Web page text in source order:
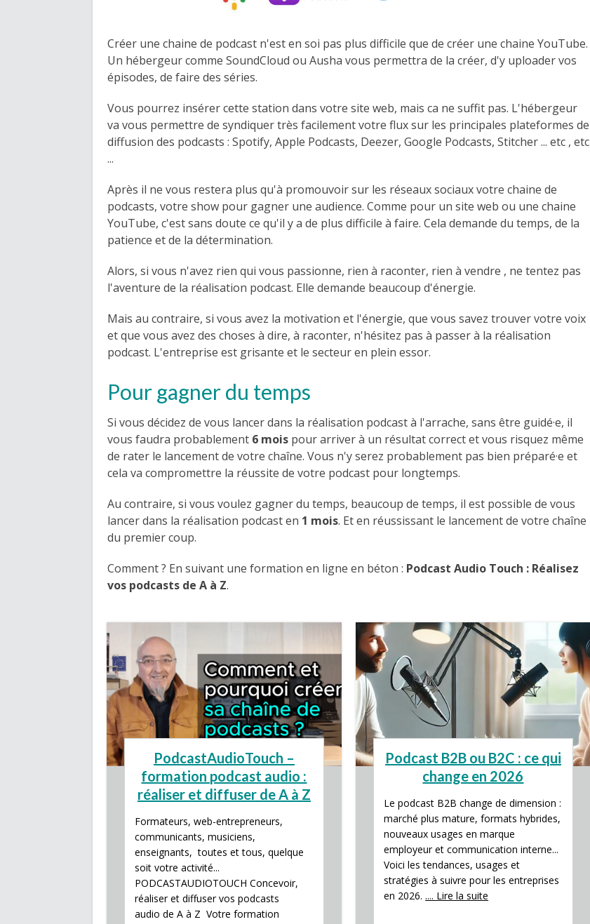
Créer une chaine de podcast n'est en soi pas plus difficile que de créer une chaine YouTube.
Un hébergeur comme SoundCloud ou Ausha vous permettra de la créer, d'y uploader vos
épisodes, de faire des séries.
Vous pourrez insérer cette station dans votre site web, mais ca ne suffit pas. L'hébergeur
va vous permettre de syndiquer très facilement votre flux sur les principales plateformes de
diffusion des podcasts : Spotify, Apple Podcasts, Deezer, Google Podcasts, Stitcher ... etc , etc
...
Après il ne vous restera plus qu'à promouvoir sur les réseaux sociaux votre chaine de
podcasts, votre show pour gagner une audience. Comme pour un site web ou une chaine
YouTube, c'est sans doute ce qu'il y a de plus difficile à faire. Cela demande du temps, de la
patience et de la détermination.
Alors, si vous n'avez rien qui vous passionne, rien à raconter, rien à vendre , ne tentez pas
l'aventure de la réalisation podcast. Elle demande beaucoup d'énergie.
Mais au contraire, si vous avez la motivation et l'énergie, que vous savez trouver votre voix
et que vous avez des choses à dire, à raconter, n'hésitez pas à passer à la réalisation
podcast. L'entreprise est grisante et le secteur en plein essor.
Pour gagner du temps
Si vous décidez de vous lancer dans la réalisation podcast à l'arrache, sans être guidé·e, il
vous faudra probablement 6 mois pour arriver à un résultat correct et vous risquez même
de rater le lancement de votre chaîne. Vous n'y serez probablement pas bien préparé·e et
cela va compromettre la réussite de votre podcast pour longtemps.
Au contraire, si vous voulez gagner du temps, beaucoup de temps, il est possible de vous
lancer dans la réalisation podcast en 1 mois. Et en réussissant le lancement de votre chaîne
du premier coup.
Comment ? En suivant une formation en ligne en béton : Podcast Audio Touch : Réalisez
vos podcasts de A à Z.
PodcastAudioTouch –
formation podcast audio :
réaliser et diffuser de A à Z
Formateurs, web-entrepreneurs,
communicants, musiciens,
enseignants, toutes et tous, quelque
soit votre activité...
PODCASTAUDIOTOUCH Concevoir,
réaliser et diffuser vos podcasts
audio de A à Z Votre formation
Podcast B2B ou B2C : ce qui
change en 2026
Le podcast B2B change de dimension :
marché plus mature, formats hybrides,
nouveaux usages en marque
employeur et communication interne...
Voici les tendances, usages et
stratégies à suivre pour les entreprises
en 2026. .... Lire la suite